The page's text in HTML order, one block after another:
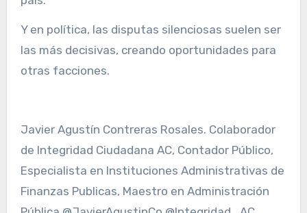
Y en política, las disputas silenciosas suelen ser
las más decisivas, creando oportunidades para
otras facciones.
Javier Agustín Contreras Rosales. Colaborador
de Integridad Ciudadana AC, Contador Público,
Especialista en Instituciones Administrativas de
Finanzas Publicas, Maestro en Administración